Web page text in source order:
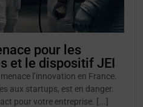
pour les
et le dispositif JEI
l’innovation en France.
aux startups, est en danger.
pour votre entreprise. [...]